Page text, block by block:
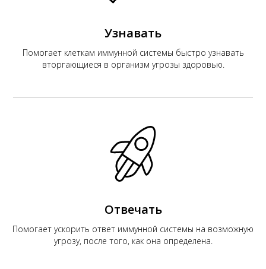
Узнавать
Помогает клеткам иммунной системы быстро узнавать
вторгающиеся в организм угрозы здоровью.
Отвечать
Помогает ускорить ответ иммунной системы на возможную
угрозу, после того, как она определена.